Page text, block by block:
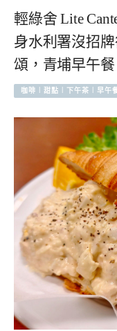
輕綠舍 Lite
身水利署沒招
頌，青埔早午
咖啡︱甜點︱下午茶︱早午